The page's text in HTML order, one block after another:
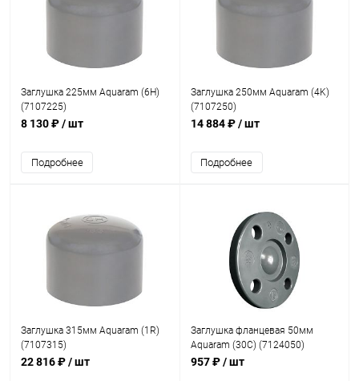
Заглушка 225мм Aquaram (6H)
(7107225)
8 130 ₽/ шт
Подробнее
Заглушка 250мм Aquaram (4K)
(7107250)
14 884 ₽/ шт
Подробнее
Заглушка 315мм Aquaram (1R)
(7107315)
22 816 ₽/ шт
Заглушка фланцевая 50мм
Aquaram (30C) (7124050)
957 ₽/ шт